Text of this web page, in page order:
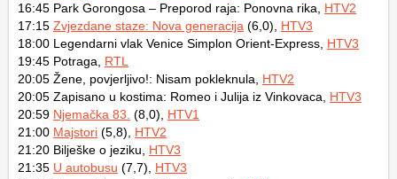
16:45 Park Gorongosa – Preporod raja: Ponovna rika, HTV2
17:15 Zvjezdane staze: Nova generacija (6,0), HTV3
18:00 Legendarni vlak Venice Simplon Orient-Express, HTV3
19:45 Potraga, RTL
20:05 Žene, povjerljivo!: Nisam pokleknula, HTV2
20:05 Zapisano u kostima: Romeo i Julija iz Vinkovaca, HTV3
20:59 Njemačka 83. (8,0), HTV1
21:00 Majstori (5,8), HTV2
21:20 Bilješke o jeziku, HTV3
21:35 U autobusu (7,7), HTV3